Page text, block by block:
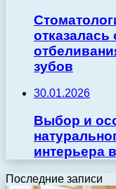
отказалась
зубов
30.01.2026
Выбор и
интерьера
Последние записи